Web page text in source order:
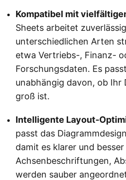
Kompatibel mit
Sheets arbeitet
unterschiedlichen Arten
etwa Vertriebs-, Finanz-
Forschungsdaten. Es
unabhängig davon, ob Ihr
groß ist.
Intelligente Layout-
passt das
damit es klarer und
Achsenbeschriftungen,
werden sauber